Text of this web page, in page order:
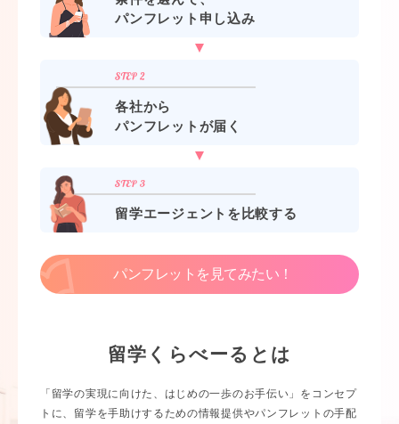
パンフレット申し込み
各社から
パンフレットが届く
留学エージェントを比較する
パンフレットを見てみたい！
留学くらべーるとは
「留学の実現に向けた、はじめの一歩のお手伝い」をコンセプ
トに、留学を手助けするための情報提供やパンフレットの手配